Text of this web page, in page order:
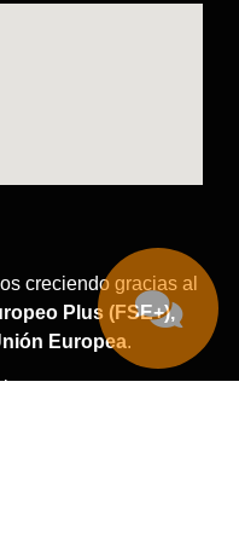
creciendo gracias al
Plus (FSE+),
Europea.
nuestro proyecto